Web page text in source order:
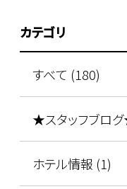
カテゴリ
すべて (180)
★スタッフブロ
ホテル情報 (1)